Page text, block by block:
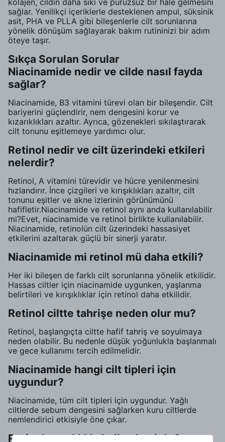
kolajen, cildin daha sıkı ve pürüzsüz bir hale gelmesini
sağlar. Yenilikçi içeriklerle desteklenen ampul, süksinik
asit, PHA ve PLLA gibi bileşenlerle cilt sorunlarına
yönelik dönüşüm sağlayarak bakım rutininizi bir adım
öteye taşır.
Sıkça Sorulan Sorular
Niacinamide nedir ve cilde nasıl fayda
sağlar?
Niacinamide, B3 vitamini türevi olan bir bileşendir. Cilt
bariyerini güçlendirir, nem dengesini korur ve
kızarıklıkları azaltır. Ayrıca, gözenekleri sıkılaştırarak
cilt tonunu eşitlemeye yardımcı olur.
Retinol nedir ve cilt üzerindeki etkileri
nelerdir?
Retinol, A vitamini türevidir ve hücre yenilenmesini
hızlandırır. İnce çizgileri ve kırışıklıkları azaltır, cilt
tonunu eşitler ve akne izlerinin görünümünü
hafifletir.Niacinamide ve retinol aynı anda kullanılabilir
mi?Evet, niacinamide ve retinol birlikte kullanılabilir.
Niacinamide, retinolün cilt üzerindeki hassasiyet
etkilerini azaltarak güçlü bir sinerji yaratır.
Niacinamide mi retinol mü daha etkili?
Her iki bileşen de farklı cilt sorunlarına yönelik etkilidir.
Hassas ciltler için niacinamide uygunken, yaşlanma
belirtileri ve kırışıklıklar için retinol daha etkilidir.
Retinol ciltte tahrişe neden olur mu?
Retinol, başlangıçta ciltte hafif tahriş ve soyulmaya
neden olabilir. Bu nedenle düşük yoğunlukla başlanmalı
ve gece kullanımı tercih edilmelidir.
Niacinamide hangi cilt tipleri için
uygundur?
Niacinamide, tüm cilt tipleri için uygundur. Yağlı
ciltlerde sebum dengesini sağlarken kuru ciltlerde
nemlendirici etkisiyle öne çıkar.
Retinol ne sıklıkla kullanılmalıdır?